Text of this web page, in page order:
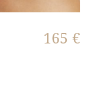
165 €